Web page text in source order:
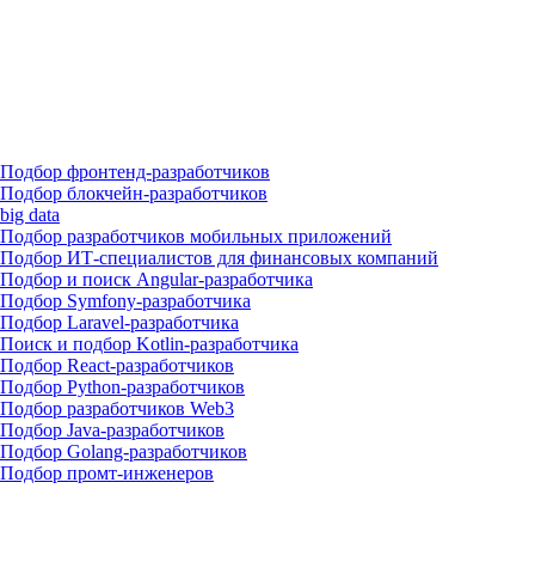
Подбор фронтенд-разработчиков
Подбор блокчейн-разработчиков
big data
Подбор разработчиков мобильных приложений
Подбор ИТ-специалистов для финансовых компаний
Подбор и поиск Angular-разработчика
Подбор Symfony-разработчика
Подбор Laravel-разработчика
Поиск и подбор Kotlin-разработчика
Подбор React-разработчиков
Подбор Python-разработчиков
Подбор разработчиков Web3
Подбор Java-разработчиков
Подбор Golang-разработчиков
Подбор промт-инженеров